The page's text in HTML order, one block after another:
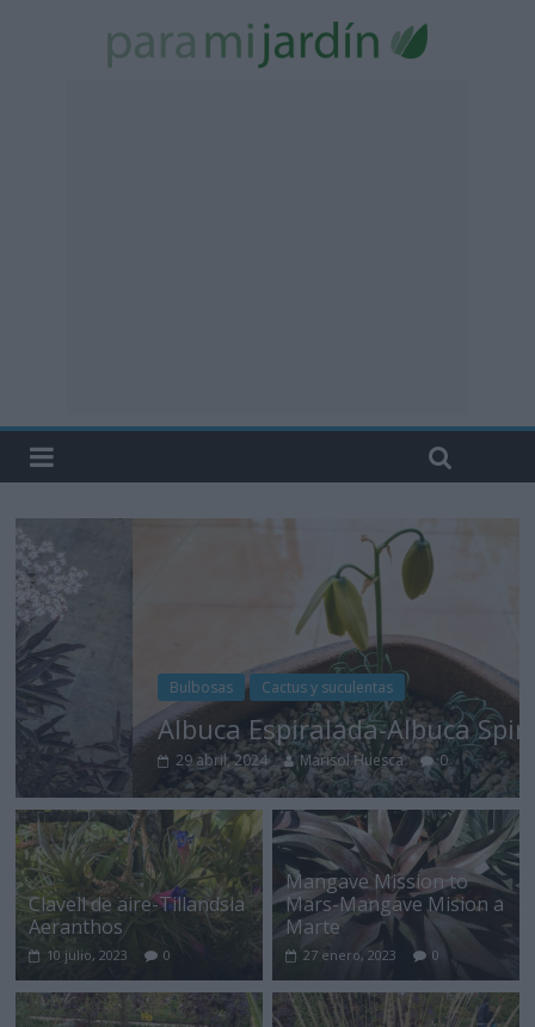
Bulbosas Cactus y suculentas
Albuca Espiralada-Albuca Spiralis
29 abril, 2024 Marisol Huesca 0
Clavell de aire-Tillandsia
Aeranthos
10 julio, 2023 0
Mangave Mission to
Mars-Mangave Mision a
Marte
27 enero, 2023 0